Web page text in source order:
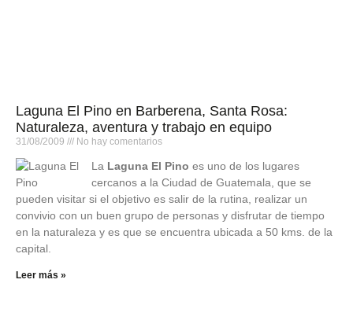
Laguna El Pino en Barberena, Santa Rosa:
Naturaleza, aventura y trabajo en equipo
31/08/2009 No hay comentarios
La Laguna El Pino es uno de los lugares
cercanos a la Ciudad de Guatemala, que se
pueden visitar si el objetivo es salir de la rutina, realizar un
convivio con un buen grupo de personas y disfrutar de tiempo
en la naturaleza y es que se encuentra ubicada a 50 kms. de la
capital.
Leer más »